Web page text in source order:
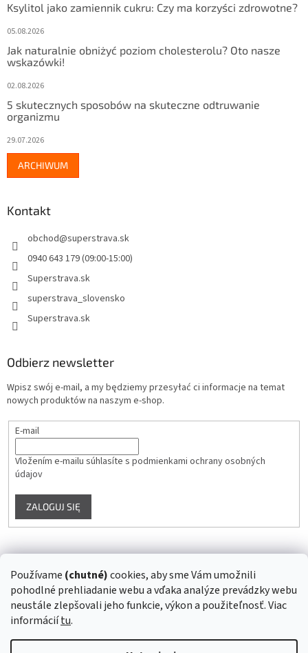
Používame (chutné)cookies, aby sme Vám umožnili
pohodlné prehliadanie webu a vďaka analýze prevádzky webu
neustále zlepšovali jeho funkcie, výkon a použiteľnosť. Viac
informáciítu.
Ksylitol jako zamiennik cukru: Czy ma korzyści zdrowotne?
05.08.2026
Jak naturalnie obniżyć poziom cholesterolu? Oto nasze
wskazówki!
02.08.2026
5 skutecznych sposobów na skuteczne odtruwanie
organizmu
29.07.2026
ARCHIWUM
Kontakt
obchod@superstrava.sk
0940 643 179 (09:00-15:00)
Superstrava.sk
superstrava_slovensko
Superstrava.sk
Odbierz newsletter
Wpisz swój e-mail, a my będziemy przesyłać ci informacje na temat
nowych produktów na naszym e-shop.
E-mail
Vložením e-mailu súhlasíte s podmienkami ochrany osobných
údajov
ZALOGUJ SIĘ
Śledź na Instagramie